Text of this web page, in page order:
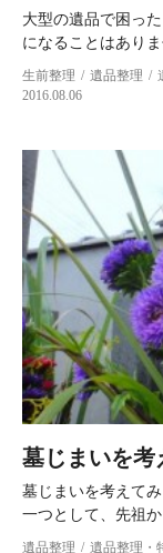
大型の遺品で困っ
になることはあり
生前整理 遺品整理
2016.08.06
墓じまいを考
墓じまいを考えて
一つとして、先祖
遺品整理 遺品整理・